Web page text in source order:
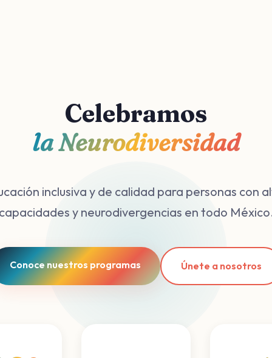
Celebramos
la Neurodiversidad
inclusiva y de calidad para personas con
y neurodivergencias en todo
Conoce nuestros programas Únete a nosotros